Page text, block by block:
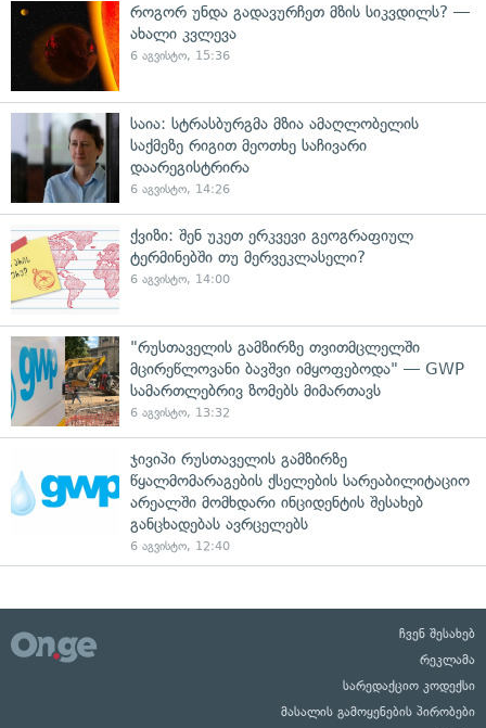
როგორ უნდა გადავურჩეთ მზის სიკვდილს? —
ახალი კვლევა
6 აგვისტო, 15:36
საია: სტრასბურგმა მზია ამაღლობელის
საქმეზე რიგით მეოთხე საჩივარი
დაარეგისტრირა
6 აგვისტო, 14:26
ქვიზი: შენ უკეთ ერკვევი გეოგრაფიულ
ტერმინებში თუ მერვეკლასელი?
6 აგვისტო, 14:00
"რუსთაველის გამზირზე თვითმცლელში
მცირეწლოვანი ბავშვი იმყოფებოდა" — GWP
სამართლებრივ ზომებს მიმართავს
6 აგვისტო, 13:32
ჯივიპი რუსთაველის გამზირზე
წყალმომარაგების ქსელების სარეაბილიტაციო
არეალში მომხდარი ინციდენტის შესახებ
განცხადებას ავრცელებს
6 აგვისტო, 12:40
ჩვენ შესახებ
რეკლამა
სარედაქციო კოდექსი
მასალის გამოყენების პირობები